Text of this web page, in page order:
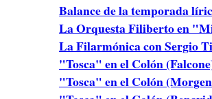
Balance de la temporada
La Orquesta Filiberto en
La Filarmónica con Sergio
"Tosca" en el Colón
"Tosca" en el Colón